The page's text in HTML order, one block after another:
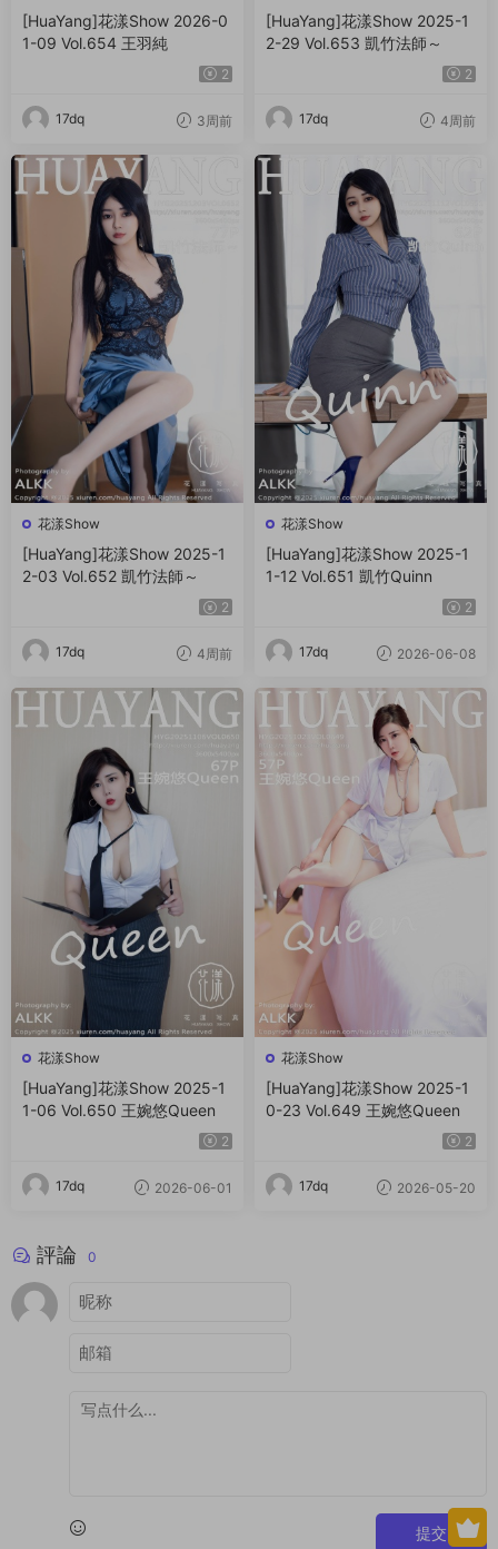
[HuaYang]花漾Show 2026-0
1-09 Vol.654 王羽純
2
17dq 3周前
[HuaYang]花漾Show 2025-1
2-29 Vol.653 凱竹法師～
2
17dq 4周前
花漾Show
[HuaYang]花漾Show 2025-1
2-03 Vol.652 凱竹法師～
2
17dq 4周前
花漾Show
[HuaYang]花漾Show 2025-1
1-12 Vol.651 凱竹Quinn
2
17dq 2026-06-08
花漾Show
[HuaYang]花漾Show 2025-1
1-06 Vol.650 王婉悠Queen
2
17dq 2026-06-01
花漾Show
[HuaYang]花漾Show 2025-1
0-23 Vol.649 王婉悠Queen
2
17dq 2026-05-20
評論 0
提交